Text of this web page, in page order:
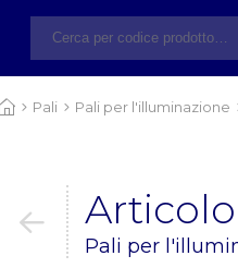
Pali Pali per l'illuminazione
Articolo
Pali per